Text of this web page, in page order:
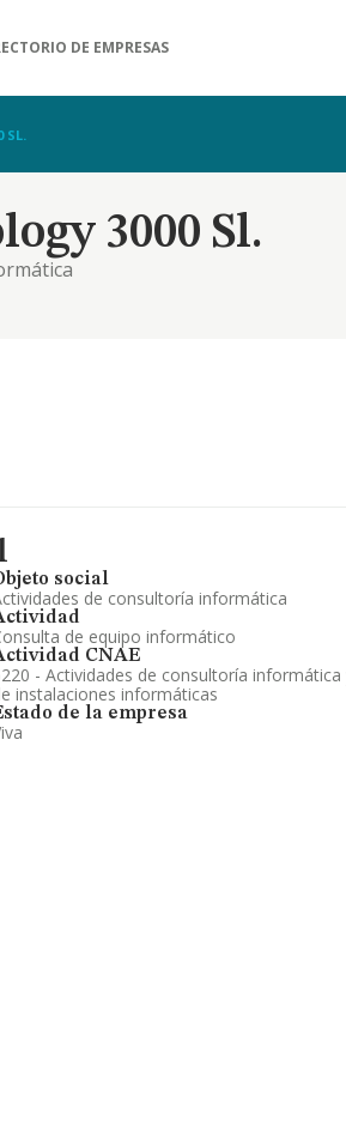
DE EMPRESAS
SL.
3000 Sl.
social
de consultoría informática
de equipo informático
CNAE
- Actividades de consultoría informática
instalaciones informáticas
de la empresa